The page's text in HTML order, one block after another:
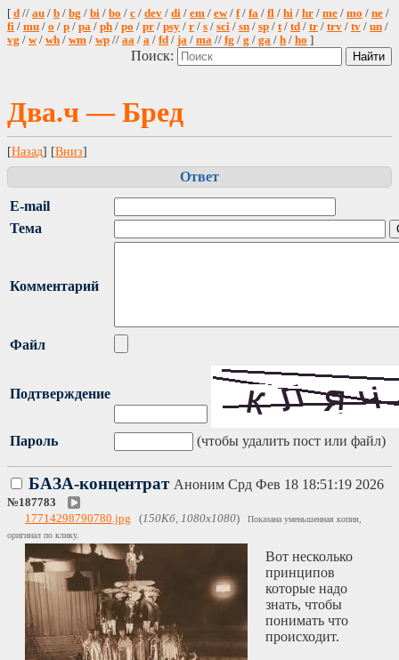
[ d // au / b / bg / bi / bo / c / dev / di / em / ew/ f/ fa / fl / hi / hr / me / mo / ne /
fi / mu / o / p / pa / ph / po / pr / psy / r / s / sci / sn / sp / t/ td / tr / trv / tv / un /
vg / w/ wh / wm / wp // aa / a / fd / ja / ma // fg / g / ga / h / ho ]
Поиск:
Два.ч — Бред
[Назад] [Вниз]
Ответ
E-mail
Тема
Комментарий
Файл
Подтверждение
Пароль (чтобы удалить пост или файл)
БАЗА-концентрат Аноним Срд Фев 18 18:51:19 2026
№187783
17714298790780.jpg (150Кб, 1080x1080)
Показана уменьшенная копия,
оригинал по клику.
Вот несколько
принципов
которые надо
знать, чтобы
понимать что
происходит.